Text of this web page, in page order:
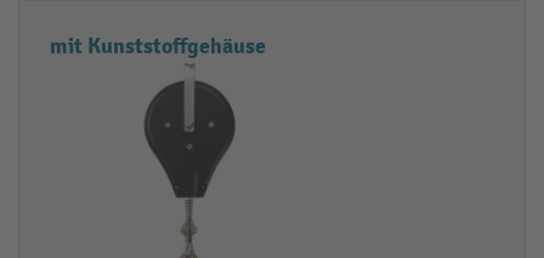
A
D
e
ai
&
O
mit Kunststoffgehäuse